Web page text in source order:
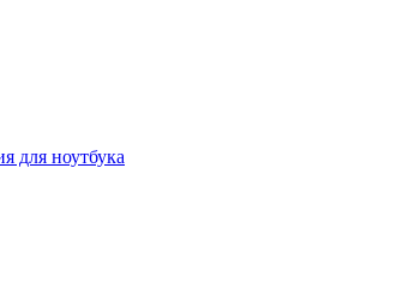
для ноутбука